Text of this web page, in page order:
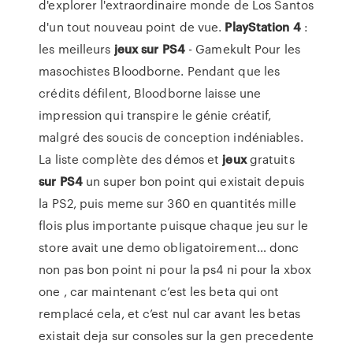
d'explorer l'extraordinaire monde de Los Santos
d'un tout nouveau point de vue. PlayStation 4:
les meilleurs jeuxsur PS4- Gamekult Pour les
masochistes Bloodborne. Pendant que les
crédits défilent, Bloodborne laisse une
impression qui transpire le génie créatif,
malgré des soucis de conception indéniables.
La liste complète des démos et jeuxgratuits
sur PS4 un super bon point qui existait depuis
la PS2, puis meme sur 360 en quantités mille
flois plus importante puisque chaque jeu sur le
store avait une demo obligatoirement… donc
non pas bon point ni pour la ps4 ni pour la xbox
one , car maintenant c’est les beta qui ont
remplacé cela, et c’est nul car avant les betas
existait deja sur consoles sur la gen precedente